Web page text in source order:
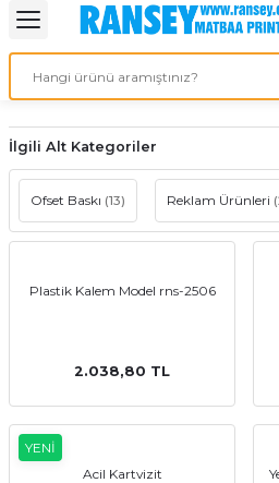
Geri Dön
Geri Dön
Geri Dön
Geri Dön
Ürünleri
Geri Dön
Geri Dön
Geri Dön
İlgili Alt Kategoriler
Ofset Baskı (13) Reklam Ürünleri
Plastik Kalem Model rns-2506
2.038,80 TL
YENİ
Acil Kartvizit